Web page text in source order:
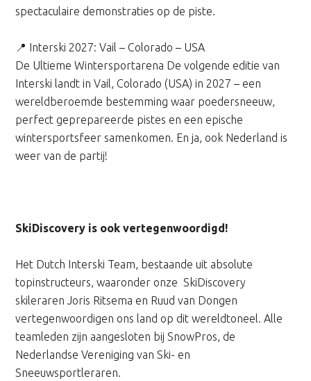
spectaculaire demonstraties op de piste.
📍 Interski 2027: Vail – Colorado – USA
De Ultieme Wintersportarena De volgende editie van
Interski landt in Vail, Colorado (USA) in 2027 – een
wereldberoemde bestemming waar poedersneeuw,
perfect geprepareerde pistes en een epische
wintersportsfeer samenkomen. En ja, ook Nederland is
weer van de partij!
SkiDiscovery is ook vertegenwoordigd!
Het Dutch Interski Team, bestaande uit absolute
topinstructeurs, waaronder onze SkiDiscovery
skileraren Joris Ritsema en Ruud van Dongen
vertegenwoordigen ons land op dit wereldtoneel. Alle
teamleden zijn aangesloten bij SnowPros, de
Nederlandse Vereniging van Ski- en
Sneeuwsportleraren.